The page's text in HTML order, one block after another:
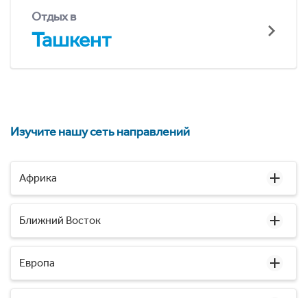
Отдых в
Ташкент
Изучите нашу сеть направлений
Африка
Ближний Восток
Европа